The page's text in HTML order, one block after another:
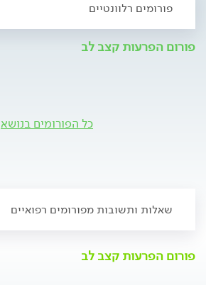
פורומים רלוונטיים
פורום הפרעות קצב לב
כל הפורומים בנושא
שאלות ותשובות מפורומים רפואיים
פורום הפרעות קצב לב